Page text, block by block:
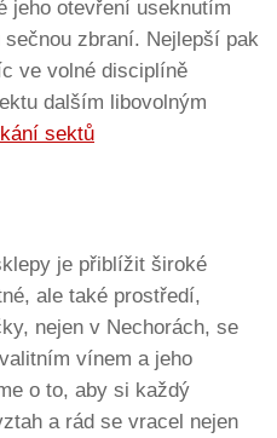
jeho otevření useknutím
zbraní. Nejlepší pak
ve volné disciplíně
dalším libovolným
sektů
je přiblížit široké
ale také prostředí,
nejen v Nechorách, se
vínem a jeho
o to, aby si každý
a rád se vracel nejen